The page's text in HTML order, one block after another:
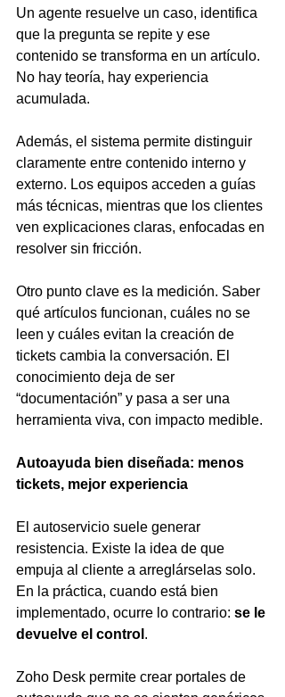
Un agente resuelve un caso, identifica
que la pregunta se repite y ese
contenido se transforma en un artículo.
No hay teoría, hay experiencia
acumulada.
Además, el sistema permite distinguir
claramente entre contenido interno y
externo. Los equipos acceden a guías
más técnicas, mientras que los clientes
ven explicaciones claras, enfocadas en
resolver sin fricción.
Otro punto clave es la medición. Saber
qué artículos funcionan, cuáles no se
leen y cuáles evitan la creación de
tickets cambia la conversación. El
conocimiento deja de ser
“documentación” y pasa a ser una
herramienta viva, con impacto medible.
Autoayuda bien diseñada: menos
tickets, mejor experiencia
El autoservicio suele generar
resistencia. Existe la idea de que
empuja al cliente a arreglárselas solo.
En la práctica, cuando está bien
implementado, ocurre lo contrario: se le
devuelve el control .
Zoho Desk permite crear portales de